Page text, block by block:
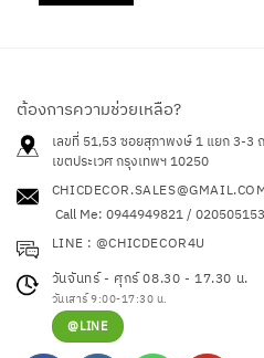
variants.
options
be
chosen
on
the
product
page
ต้องการความช่วยเหลือ?
เลขที่ 51,53 ซอยสุภาพงษ์ 1 แยก 3-3
เขตประเวศ กรุงเทพฯ 10250
Call Me: 0944949821 / 020505153
LINE : @CHICDECOR4U
วันจันทร์ - ศุกร์ 08.30 - 17.30 น.
วันเสาร์ 9:00-17:30 น.
@LINE